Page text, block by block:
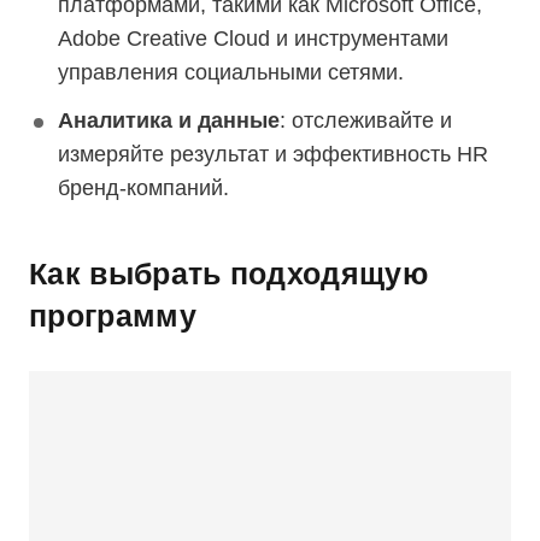
платформами, такими как Microsoft Office,
Adobe Creative Cloud и инструментами
управления социальными сетями.
Аналитика и данные: отслеживайте и
измеряйте результат и эффективность HR
бренд-компаний.
Как выбрать подходящую
программу